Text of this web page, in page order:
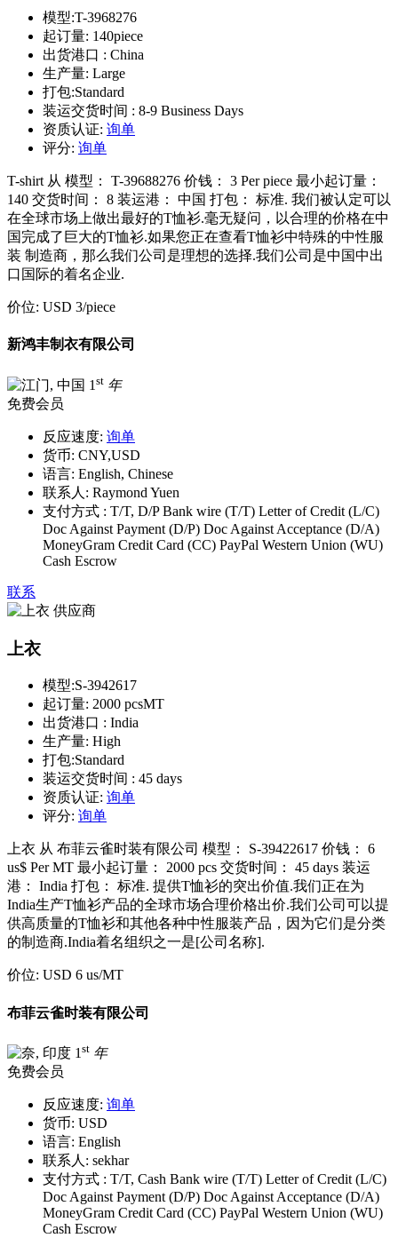
模型:T-3968276
起订量: 140piece
出货港口 : China
生产量: Large
打包:Standard
装运交货时间 : 8-9 Business Days
资质认证: 询单
评分: 询单
T-shirt 从 模型： T-39688276 价钱： 3 Per piece 最小起订量：
140 交货时间： 8 装运港： 中国 打包： 标准. 我们被认定可以
在全球市场上做出最好的T恤衫.毫无疑问，以合理的价格在中
国完成了巨大的T恤衫.如果您正在查看T恤衫中特殊的中性服
装 制造商，那么我们公司是理想的选择.我们公司是中国中出
口国际的着名企业.
价位: USD 3/piece
新鸿丰制衣有限公司
1 st 年
免费会员
反应速度: 询单
货币: CNY,USD
语言: English, Chinese
联系人: Raymond Yuen
支付方式 : T/T, D/P Bank wire (T/T) Letter of Credit (L/C)
Doc Against Payment (D/P) Doc Against Acceptance (D/A)
MoneyGram Credit Card (CC) PayPal Western Union (WU)
Cash Escrow
联系
上衣
模型:S-3942617
起订量: 2000 pcsMT
出货港口 : India
生产量: High
打包:Standard
装运交货时间 : 45 days
资质认证: 询单
评分: 询单
上衣 从 布菲云雀时装有限公司 模型： S-39422617 价钱： 6
us$ Per MT 最小起订量： 2000 pcs 交货时间： 45 days 装运
港： India 打包： 标准. 提供T恤衫的突出价值.我们正在为
India生产T恤衫产品的全球市场合理价格出价.我们公司可以提
供高质量的T恤衫和其他各种中性服装产品，因为它们是分类
的制造商.India着名组织之一是[公司名称].
价位: USD 6 us/MT
布菲云雀时装有限公司
1 st 年
免费会员
反应速度: 询单
货币: USD
语言: English
联系人: sekhar
支付方式 : T/T, Cash Bank wire (T/T) Letter of Credit (L/C)
Doc Against Payment (D/P) Doc Against Acceptance (D/A)
MoneyGram Credit Card (CC) PayPal Western Union (WU)
Cash Escrow